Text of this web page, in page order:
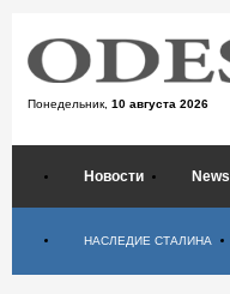
Понедельник, 10 августа 2026
Новости News
НАСЛЕДИЕ СТАЛИНА